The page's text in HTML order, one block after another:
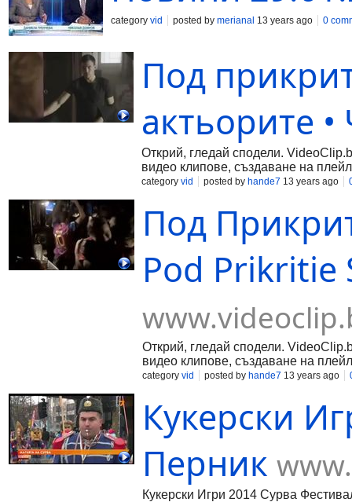
category vid posted by merianal 13 years ago 0
Под
актьорите •
Открий, гледай сподели.
видео клипове, създаване на
category vid posted by hande7 13 years ago
Под
Pod Prikritie
Открий, гледай сподели.
видео клипове, създаване на
category vid posted by hande7 13 years ago
Кукерски
Перник
Кукерски Игри 2014 Сурва